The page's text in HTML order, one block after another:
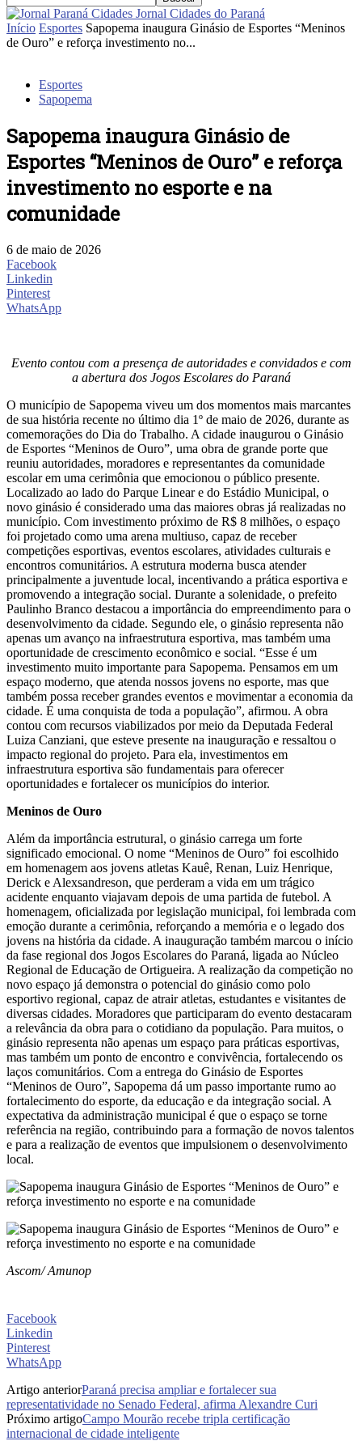
Jornal Cidades do Paraná
Início Esportes Sapopema inaugura Ginásio de Esportes “Meninos
de Ouro” e reforça investimento no...
Esportes
Sapopema
Sapopema inaugura Ginásio de
Esportes “Meninos de Ouro” e reforça
investimento no esporte e na
comunidade
6 de maio de 2026
Facebook
Linkedin
Pinterest
WhatsApp
Evento contou com a presença de autoridades e convidados e com
a abertura dos Jogos Escolares do Paraná
O município de Sapopema viveu um dos momentos mais marcantes
de sua história recente no último dia 1º de maio de 2026, durante as
comemorações do Dia do Trabalho. A cidade inaugurou o Ginásio
de Esportes “Meninos de Ouro”, uma obra de grande porte que
reuniu autoridades, moradores e representantes da comunidade
escolar em uma cerimônia que emocionou o público presente.
Localizado ao lado do Parque Linear e do Estádio Municipal, o
novo ginásio é considerado uma das maiores obras já realizadas no
município. Com investimento próximo de R$ 8 milhões, o espaço
foi projetado como uma arena multiuso, capaz de receber
competições esportivas, eventos escolares, atividades culturais e
encontros comunitários. A estrutura moderna busca atender
principalmente a juventude local, incentivando a prática esportiva e
promovendo a integração social. Durante a solenidade, o prefeito
Paulinho Branco destacou a importância do empreendimento para o
desenvolvimento da cidade. Segundo ele, o ginásio representa não
apenas um avanço na infraestrutura esportiva, mas também uma
oportunidade de crescimento econômico e social. “Esse é um
investimento muito importante para Sapopema. Pensamos em um
espaço moderno, que atenda nossos jovens no esporte, mas que
também possa receber grandes eventos e movimentar a economia da
cidade. É uma conquista de toda a população”, afirmou. A obra
contou com recursos viabilizados por meio da Deputada Federal
Luiza Canziani, que esteve presente na inauguração e ressaltou o
impacto regional do projeto. Para ela, investimentos em
infraestrutura esportiva são fundamentais para oferecer
oportunidades e fortalecer os municípios do interior.
Meninos de Ouro
Além da importância estrutural, o ginásio carrega um forte
significado emocional. O nome “Meninos de Ouro” foi escolhido
em homenagem aos jovens atletas Kauê, Renan, Luiz Henrique,
Derick e Alexsandreson, que perderam a vida em um trágico
acidente enquanto viajavam depois de uma partida de futebol. A
homenagem, oficializada por legislação municipal, foi lembrada com
emoção durante a cerimônia, reforçando a memória e o legado dos
jovens na história da cidade. A inauguração também marcou o início
da fase regional dos Jogos Escolares do Paraná, ligada ao Núcleo
Regional de Educação de Ortigueira. A realização da competição no
novo espaço já demonstra o potencial do ginásio como polo
esportivo regional, capaz de atrair atletas, estudantes e visitantes de
diversas cidades. Moradores que participaram do evento destacaram
a relevância da obra para o cotidiano da população. Para muitos, o
ginásio representa não apenas um espaço para práticas esportivas,
mas também um ponto de encontro e convivência, fortalecendo os
laços comunitários. Com a entrega do Ginásio de Esportes
“Meninos de Ouro”, Sapopema dá um passo importante rumo ao
fortalecimento do esporte, da educação e da integração social. A
expectativa da administração municipal é que o espaço se torne
referência na região, contribuindo para a formação de novos talentos
e para a realização de eventos que impulsionem o desenvolvimento
local.
Ascom/ Amunop
Facebook
Linkedin
Pinterest
WhatsApp
Artigo anteriorParaná precisa ampliar e fortalecer sua
representatividade no Senado Federal, afirma Alexandre Curi
Próximo artigoCampo Mourão recebe tripla certificação
internacional de cidade inteligente